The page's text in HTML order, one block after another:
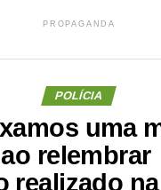
PROPAGANDA
POLÍCIA
uma
relembrar
realizado